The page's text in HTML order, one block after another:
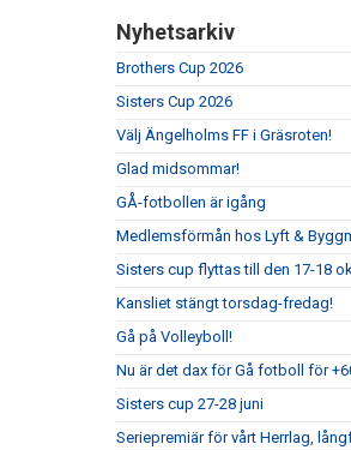
Nyhetsarkiv
Brothers Cup 2026
Sisters Cup 2026
Välj Ängelholms FF i Gräsroten!
Glad midsommar!
GÅ-fotbollen är igång
Medlemsförmån hos Lyft &
Sisters cup flyttas till den 17-18
Kansliet stängt torsdag-fredag!
Gå på Volleyboll!
Nu är det dax för Gå fotboll för
Sisters cup 27-28 juni
Seriepremiär för vårt Herrlag,